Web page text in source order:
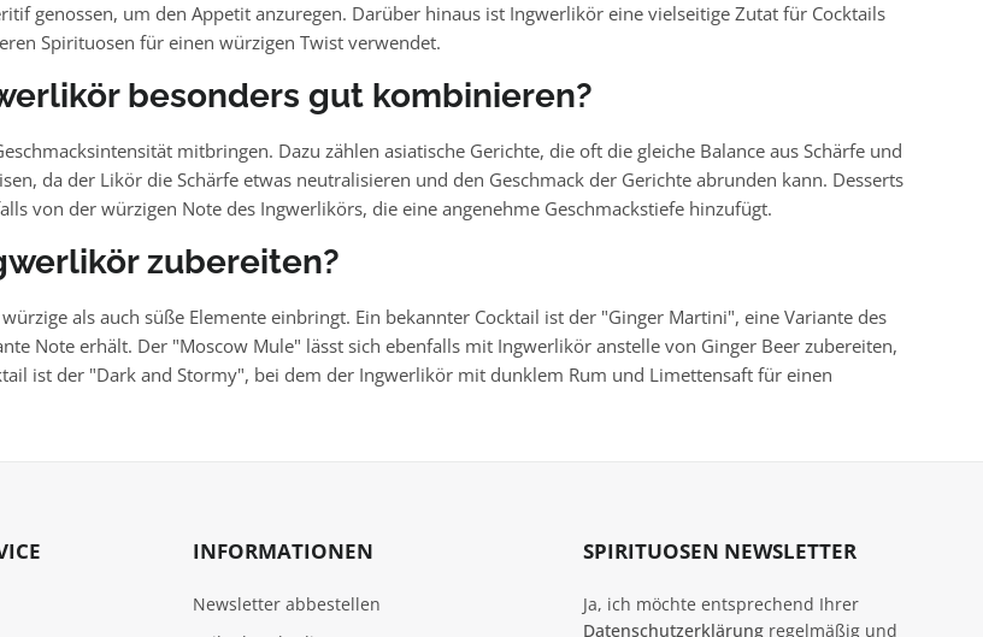
genossen, um den Appetit anzuregen. Darüber hinaus ist Ingwerlikör eine vielseitige Zutat für Cocktails
Spirituosen für einen würzigen Twist verwendet.
besonders gut kombinieren?
mitbringen. Dazu zählen asiatische Gerichte, die oft die gleiche Balance aus Schärfe und
da der Likör die Schärfe etwas neutralisieren und den Geschmack der Gerichte abrunden kann. Desserts
von der würzigen Note des Ingwerlikörs, die eine angenehme Geschmackstiefe hinzufügt.
zubereiten?
als auch süße Elemente einbringt. Ein bekannter Cocktail ist der "Ginger Martini", eine Variante des
Note erhält. Der "Moscow Mule" lässt sich ebenfalls mit Ingwerlikör anstelle von Ginger Beer zubereiten,
ist der "Dark and Stormy", bei dem der Ingwerlikör mit dunklem Rum und Limettensaft für einen
INFORMATIONEN
Newsletter abbestellen
SPIRITUOSEN NEWSLETTER
Ja, ich möchte entsprechend Ihrer
Datenschutzerklärung regelmäßig und